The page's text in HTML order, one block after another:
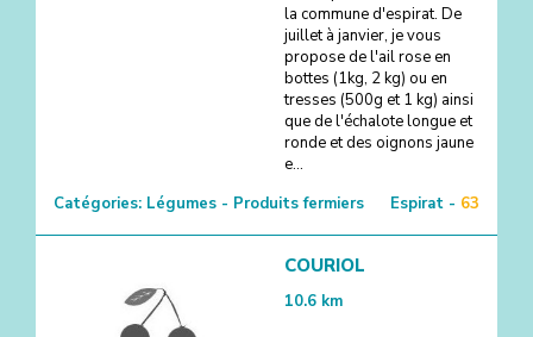
la commune d'espirat. De
juillet à janvier, je vous
propose de l'ail rose en
bottes (1kg, 2 kg) ou en
tresses (500g et 1 kg) ainsi
que de l'échalote longue et
ronde et des oignons jaune
e...
Catégories: Légumes - Produits fermiers Espirat - 63
COURIOL
10.6 km